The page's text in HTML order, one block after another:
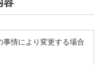
事情により変更する場合